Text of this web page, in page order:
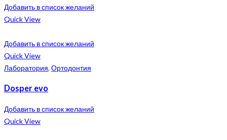
Добавить в список желаний
Quick View
Добавить в список желаний
Quick View
Лаборатория, Ортодонтия
Dosper evo
Добавить в список желаний
Quick View